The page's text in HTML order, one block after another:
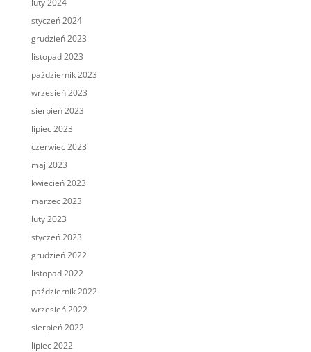
luty 2024
styczeń 2024
grudzień 2023
listopad 2023
październik 2023
wrzesień 2023
sierpień 2023
lipiec 2023
czerwiec 2023
maj 2023
kwiecień 2023
marzec 2023
luty 2023
styczeń 2023
grudzień 2022
listopad 2022
październik 2022
wrzesień 2022
sierpień 2022
lipiec 2022